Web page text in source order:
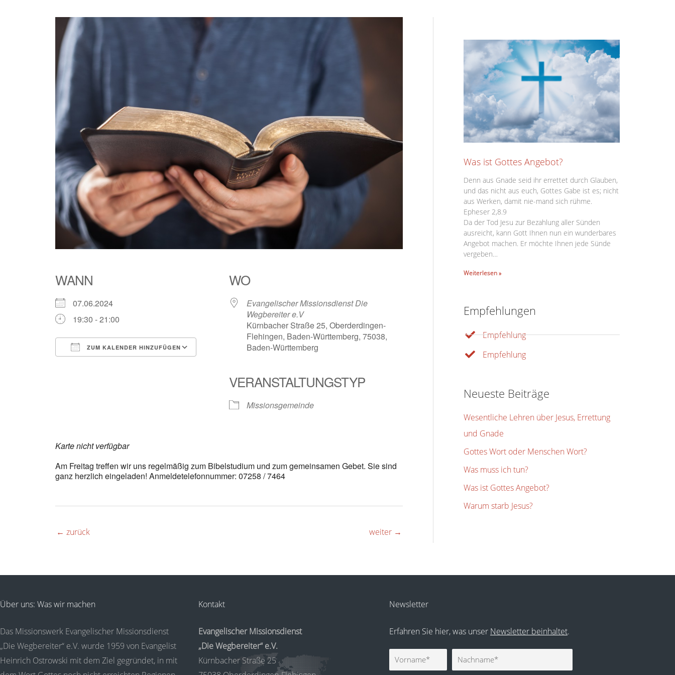
WANN
07.06.2024
19:30 - 21:00
ZUM KALENDER HINZUFÜGEN
WO
Evangelischer Missionsdienst Die
Wegbereiter e.V
Kürnbacher Straße 25, Oberderdingen-
Flehingen, Baden-Württemberg, 75038,
Baden-Württemberg
VERANSTALTUNGSTYP
Missionsgemeinde
Karte nicht verfügbar
Am Freitag treffen wir uns regelmäßig zum Bibelstudium und zum gemeinsamen Gebet. Sie sind
ganz herzlich eingeladen! Anmeldetelefonnummer: 07258 / 7464
← zurück weiter →
Was ist Gottes Angebot?
Denn aus Gnade seid ihr errettet durch Glauben,
und das nicht aus euch, Gottes Gabe ist es; nicht
aus Werken, damit nie-mand sich rühme.
Epheser 2,8.9
Da der Tod Jesu zur Bezahlung aller Sünden
ausreicht, kann Gott Ihnen nun ein wunderbares
Angebot machen. Er möchte Ihnen jede Sünde
vergeben…
Weiterlesen »
Empfehlungen
Empfehlung
Empfehlung
Neueste Beiträge
Wesentliche Lehren über Jesus, Errettung
und Gnade
Gottes Wort oder Menschen Wort?
Was muss ich tun?
Was ist Gottes Angebot?
Warum starb Jesus?
Über uns: Was wir machen
Das Missionswerk Evangelischer Missionsdienst
„Die Wegbereiter“ e.V. wurde 1959 von Evangelist
Heinrich Ostrowski mit dem Ziel gegründet, in mit
Kontakt
Evangelischer Missionsdienst
„Die Wegbereiter“ e.V.
Kürnbacher Straße 25
Newsletter
Erfahren Sie hier, was unser Newsletter beinhaltet.
Vorname Nachname